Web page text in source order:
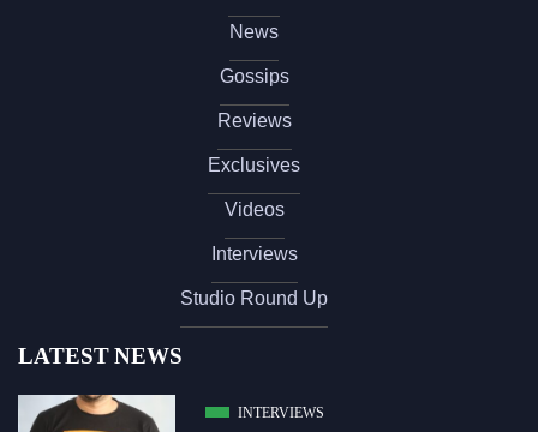
News
Gossips
Reviews
Exclusives
Videos
Interviews
Studio Round Up
LATEST NEWS
INTERVIEWS